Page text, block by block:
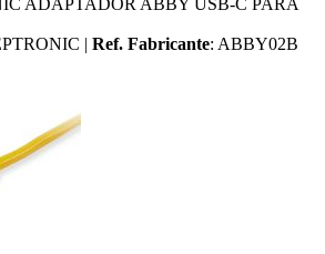
ADAPTADOR ABBY USB-C PARA
| Ref. Fabricante: ABBY02B